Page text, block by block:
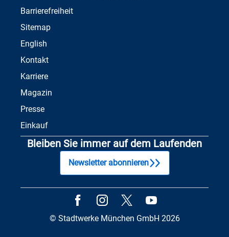
Barrierefreiheit
Sitemap
English
Kontakt
Karriere
Magazin
Presse
Einkauf